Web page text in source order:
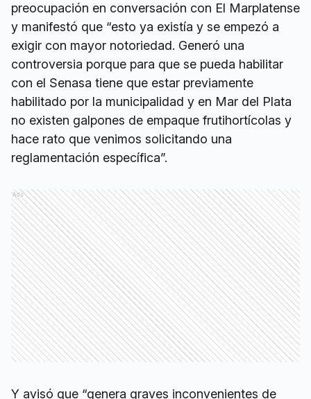
preocupación en conversación con El Marplatense
y manifestó que “esto ya existía y se empezó a
exigir con mayor notoriedad. Generó una
controversia porque para que se pueda habilitar
con el Senasa tiene que estar previamente
habilitado por la municipalidad y en Mar del Plata
no existen galpones de empaque frutihortícolas y
hace rato que venimos solicitando una
reglamentación específica”.
Ads
Y avisó que “genera graves inconvenientes de